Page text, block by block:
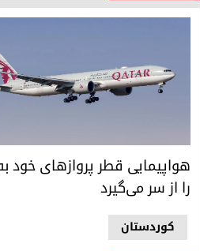
هواپیمایی قطر پروازهای خود به
کوردستان
هواپیمایی قطر پروازهای خود
را از سر می‌گیرد